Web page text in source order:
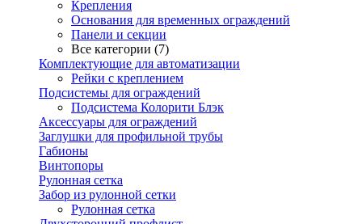
Крепления
Основания для временных ограждений
Панели и секции
Все категории (7)
Комплектующие для автоматизации
Рейки с креплением
Подсистемы для ограждений
Подсистема Колорити Блэк
Аксессуары для ограждений
Заглушки для профильной трубы
Габионы
Винтопоры
Рулонная сетка
Забор из рулонной сетки
Рулонная сетка